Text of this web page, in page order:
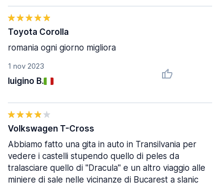
1 nov 2023
luigino B.
Toyota Corolla
romania ogni giorno migliora
Volkswagen T-Cross
Abbiamo fatto una gita in auto in Transilvania per
vedere i castelli stupendo quello di peles da
tralasciare quello di "Dracula" e un altro viaggio alle
miniere di sale nelle vicinanze di Bucarest a slanic